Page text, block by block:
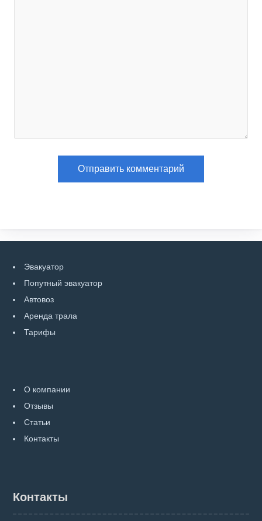
Эвакуатор
Попутный эвакуатор
Автовоз
Аренда трала
Тарифы
О компании
Отзывы
Статьи
Контакты
Контакты